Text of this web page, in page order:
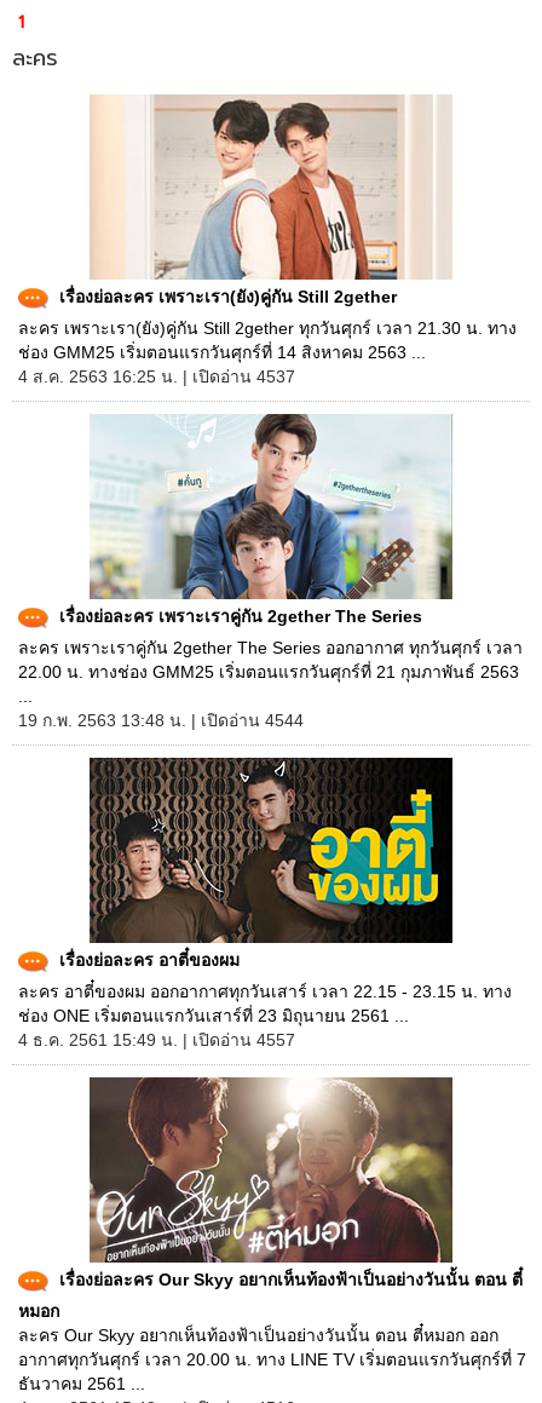
1
ละคร
เรื่องย่อละคร เพราะเรา(ยัง)คู่กัน Still 2gether
ละคร เพราะเรา(ยัง)คู่กัน Still 2gether ทุกวันศุกร์ เวลา 21.30 น. ทาง
ช่อง GMM25 เริ่มตอนแรกวันศุกร์ที่ 14 สิงหาคม 2563 ...
4 ส.ค. 2563 16:25 น. | เปิดอ่าน 4537
เรื่องย่อละคร เพราะเราคู่กัน 2gether The Series
ละคร เพราะเราคู่กัน 2gether The Series ออกอากาศ ทุกวันศุกร์ เวลา
22.00 น. ทางช่อง GMM25 เริ่มตอนแรกวันศุกร์ที่ 21 กุมภาพันธ์ 2563
19 ก.พ. 2563 13:48 น. | เปิดอ่าน 4544
เรื่องย่อละคร อาตี๋ของผม
ละคร อาตี๋ของผม ออกอากาศทุกวันเสาร์ เวลา 22.15 - 23.15 น. ทาง
ช่อง ONE เริ่มตอนแรกวันเสาร์ที่ 23 มิถุนายน 2561 ...
4 ธ.ค. 2561 15:49 น. | เปิดอ่าน 4557
เรื่องย่อละคร Our Skyy อยากเห็นท้องฟ้าเป็นอย่างวันนั้น ตอน ตี๋
หมอก
ละคร Our Skyy อยากเห็นท้องฟ้าเป็นอย่างวันนั้น ตอน ตี๋หมอก ออก
อากาศทุกวันศุกร์ เวลา 20.00 น. ทาง LINE TV เริ่มตอนแรกวันศุกร์ที่ 7
ธันวาคม 2561 ...